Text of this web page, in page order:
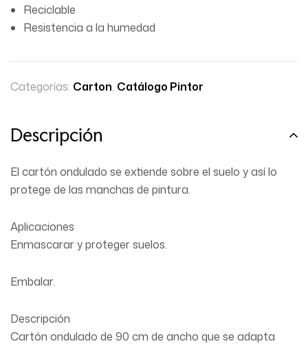
Reciclable
Resistencia a la humedad
Categorías: Carton, Catálogo Pintor
Descripción
El cartón ondulado se extiende sobre el suelo y así lo
protege de las manchas de pintura.
Aplicaciones
Enmascarar y proteger suelos.
Embalar.
Descripción
Cartón ondulado de 90 cm de ancho que se adapta